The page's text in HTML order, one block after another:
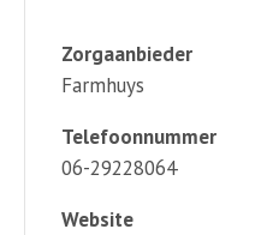
Zorgaanbieder
Farmhuys
Telefoonnummer
06-29228064
Website